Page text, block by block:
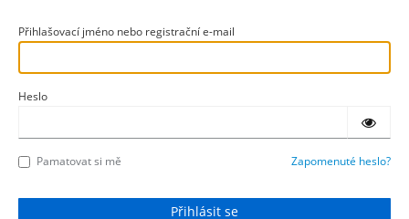
Přihlašovací jméno nebo registrační e-mail
Heslo
Pamatovat si mě Zapomenuté heslo?